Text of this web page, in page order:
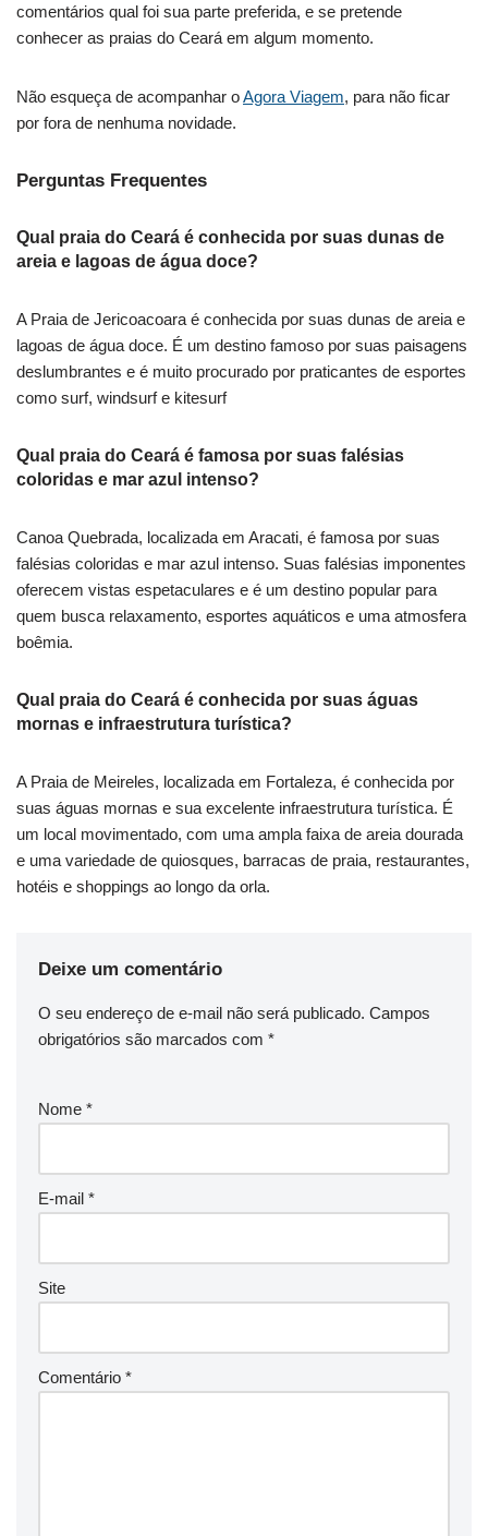
comentários qual foi sua parte preferida, e se pretende
conhecer as praias do Ceará em algum momento.
Não esqueça de acompanhar oAgora Viagem, para não ficar
por fora de nenhuma novidade.
Perguntas Frequentes
Qual praia do Ceará é conhecida por suas dunas de
areia e lagoas de água doce?
A Praia de Jericoacoara é conhecida por suas dunas de areia e
lagoas de água doce. É um destino famoso por suas paisagens
deslumbrantes e é muito procurado por praticantes de esportes
como surf, windsurf e kitesurf
Qual praia do Ceará é famosa por suas falésias
coloridas e mar azul intenso?
Canoa Quebrada, localizada em Aracati, é famosa por suas
falésias coloridas e mar azul intenso. Suas falésias imponentes
oferecem vistas espetaculares e é um destino popular para
quem busca relaxamento, esportes aquáticos e uma atmosfera
boêmia.
Qual praia do Ceará é conhecida por suas águas
mornas e infraestrutura turística?
A Praia de Meireles, localizada em Fortaleza, é conhecida por
suas águas mornas e sua excelente infraestrutura turística. É
um local movimentado, com uma ampla faixa de areia dourada
e uma variedade de quiosques, barracas de praia, restaurantes,
hotéis e shoppings ao longo da orla.
Deixe um comentário
O seu endereço de e-mail não será publicado. Campos
obrigatórios são marcados com *
Nome *
E-mail *
Site
Comentário *